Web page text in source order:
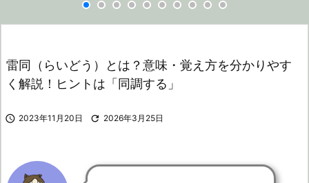
雷同（らいどう）とは？意味・覚え方を分かりやす
く解説！ヒントは「同調する」
 2023年11月20日  2026年3月25日